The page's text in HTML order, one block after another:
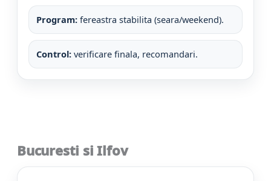
Program: fereastra stabilita (seara/weekend).
Control: verificare finala, recomandari.
Bucuresti si Ilfov